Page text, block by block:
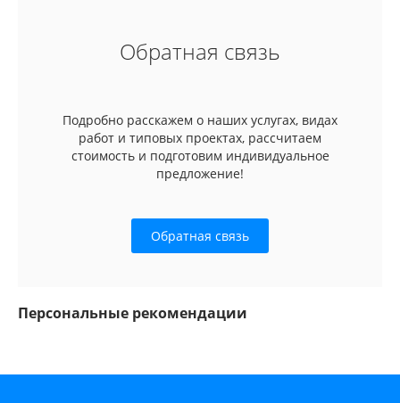
Обратная связь
Подробно расскажем о наших услугах, видах
работ и типовых проектах, рассчитаем
стоимость и подготовим индивидуальное
предложение!
Обратная связь
Персональные рекомендации